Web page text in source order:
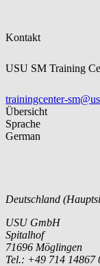
Kontakt
USU SM Training
trainingcenter-
Übersicht
Sprache
German
Deutschland
USU GmbH
Spitalhof
71696 Möglingen
Tel.: +49 714 14867